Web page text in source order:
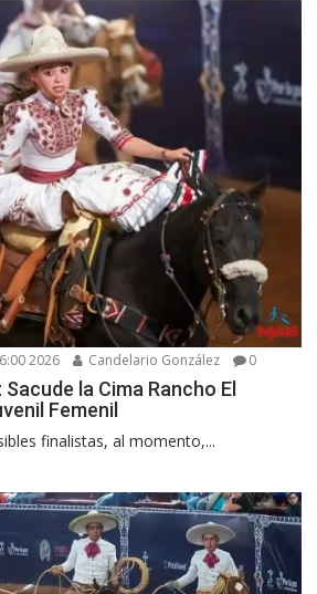
2026 Candelario González 0
la Cima Rancho El
Femenil
finalistas, al momento,...